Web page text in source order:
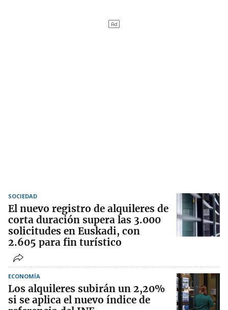
SOCIEDAD
El nuevo registro de alquileres de
corta duración supera las 3.000
solicitudes en Euskadi, con
2.605 para fin turístico
ECONOMÍA
Los alquileres subirán un 2,20%
si se aplica el nuevo índice de